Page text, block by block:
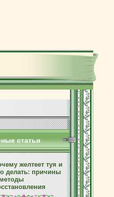
статьи
желтеет туя и
делать: причины